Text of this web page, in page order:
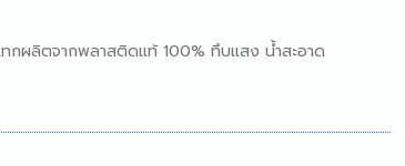
ทกผลิตจากพลาสติดแท้ 100% ทึบแสง น้ำสะอาด